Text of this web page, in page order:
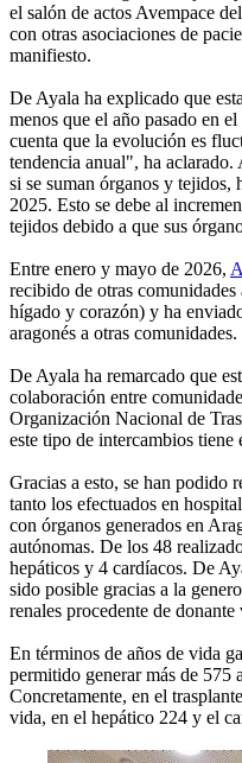
el salón de actos Avempace
con otras asociaciones de
manifiesto.
De Ayala ha explicado que
menos que el año pasado en
cuenta que la evolución es
tendencia anual", ha aclarado.
si se suman órganos y tejidos,
2025. Esto se debe al
tejidos debido a que sus
Entre enero y mayo de 2026,
recibido de otras
hígado y corazón) y ha
aragonés a otras comunidades.
De Ayala ha remarcado que
colaboración entre
Organización Nacional de
este tipo de intercambios tiene
Gracias a esto, se han podido
tanto los efectuados en
con órganos generados en
autónomas. De los 48
hepáticos y 4 cardíacos. De
sido posible gracias a la
renales procedente de donante
En términos de años de vida
permitido generar más de 575
Concretamente, en el
vida, en el hepático 224 y el